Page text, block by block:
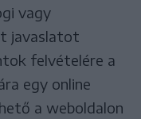
vagy
javaslatot
felvételére a
egy online
a weboldalon